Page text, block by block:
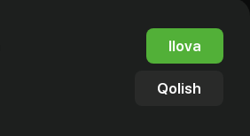
Ilova
Qolish